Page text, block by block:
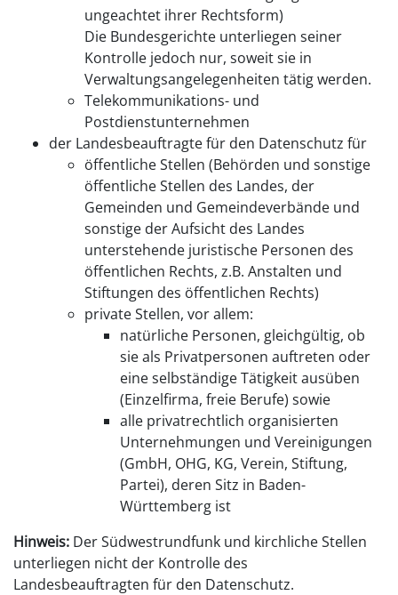
ungeachtet ihrer Rechtsform)
Die Bundesgerichte unterliegen seiner
Kontrolle jedoch nur, soweit sie in
Verwaltungsangelegenheiten tätig werden.
Telekommunikations- und
Postdienstunternehmen
der Landesbeauftragte für den Datenschutz für
öffentliche Stellen (Behörden und sonstige
öffentliche Stellen des Landes, der
Gemeinden und Gemeindeverbände und
sonstige der Aufsicht des Landes
unterstehende juristische Personen des
öffentlichen Rechts, z.B. Anstalten und
Stiftungen des öffentlichen Rechts)
private Stellen, vor allem:
natürliche Personen, gleichgültig, ob
sie als Privatpersonen auftreten oder
eine selbständige Tätigkeit ausüben
(Einzelfirma, freie Berufe) sowie
alle privatrechtlich organisierten
Unternehmungen und Vereinigungen
(GmbH, OHG, KG, Verein, Stiftung,
Partei), deren Sitz in Baden-
Württemberg ist
Hinweis: Der Südwestrundfunk und kirchliche Stellen
unterliegen nicht der Kontrolle des
Landesbeauftragten für den Datenschutz.